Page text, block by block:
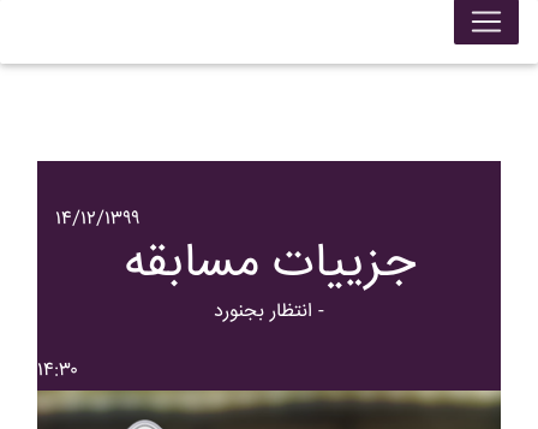
۱۴/۱۲/۱۳۹۹
جزییات مسابقه
انتظار بجنورد -
۱۴:۳۰